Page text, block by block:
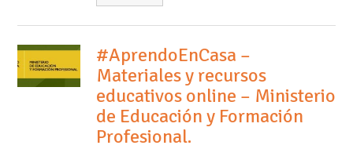
#AprendoEnCasa –
Materiales y recursos
educativos online – Ministerio
de Educación y Formación
Profesional.